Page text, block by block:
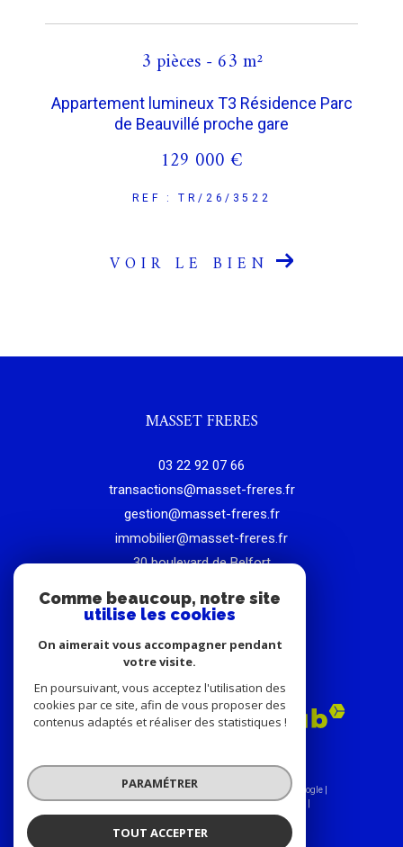
3 pièces - 63 m²
Appartement lumineux T3 Résidence Parc
de Beauvillé proche gare
129 000 €
REF : TR/26/3522
VOIR LE BIEN
MASSET FRERES
03 22 92 07 66
transactions@masset-freres.fr
gestion@masset-freres.fr
immobilier@masset-freres.fr
30 boulevard de Belfort
ADHÉRENTS
© 2026 | Tous droits réservés | Traduction powered by Google |
Nos honoraires
Plan du site
Mentions légales
Admin
Nos liens Politique RGPD Cookies
Comme beaucoup, notre site
utilise les cookies
On aimerait vous accompagner pendant
votre visite.
En poursuivant, vous acceptez l'utilisation des
cookies par ce site, afin de vous proposer des
contenus adaptés et réaliser des statistiques !
PARAMÉTRER
TOUT ACCEPTER